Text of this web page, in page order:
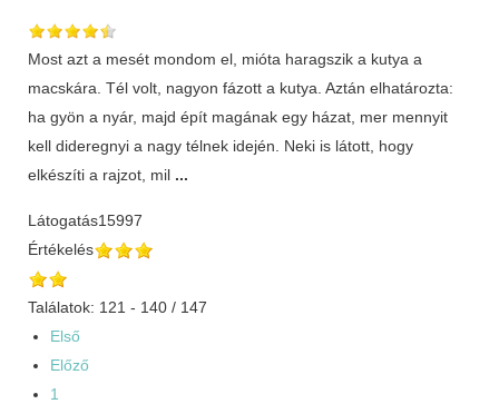
Most azt a mesét mondom el, mióta haragszik a kutya a
macskára. Tél volt, nagyon fázott a kutya. Aztán elhatározta:
ha gyön a nyár, majd épít magának egy házat, mer mennyit
kell dideregnyi a nagy télnek idején. Neki is látott, hogy
elkészíti a rajzot, mil ...
Látogatás15997
Értékelés
Találatok: 121 - 140 / 147
Első
Előző
1